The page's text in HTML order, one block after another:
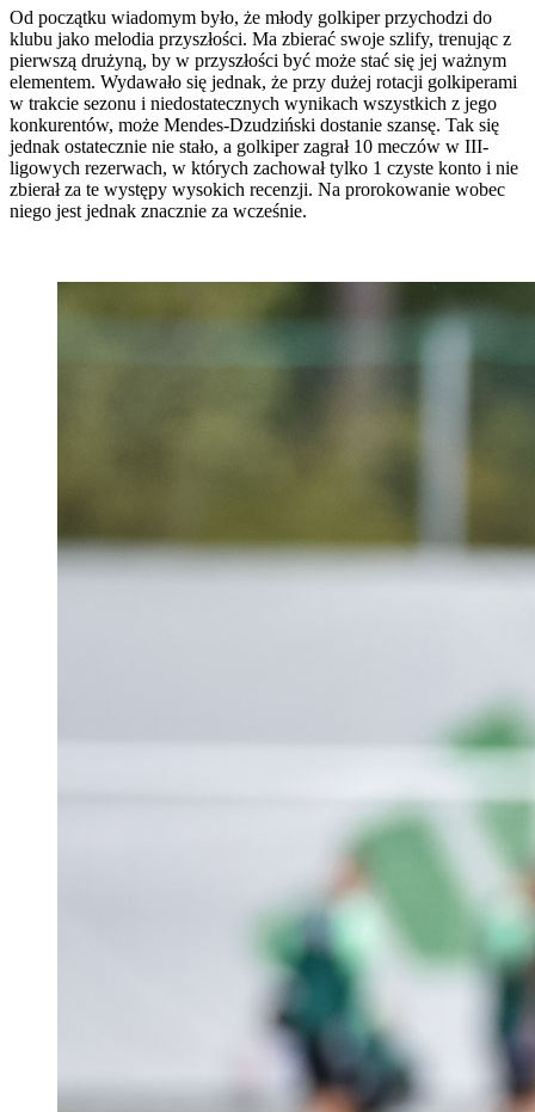
Od początku wiadomym było, że młody golkiper przychodzi do
klubu jako melodia przyszłości. Ma zbierać swoje szlify, trenując z
pierwszą drużyną, by w przyszłości być może stać się jej ważnym
elementem. Wydawało się jednak, że przy dużej rotacji golkiperami
w trakcie sezonu i niedostatecznych wynikach wszystkich z jego
konkurentów, może Mendes-Dzudziński dostanie szansę. Tak się
jednak ostatecznie nie stało, a golkiper zagrał 10 meczów w III-
ligowych rezerwach, w których zachował tylko 1 czyste konto i nie
zbierał za te występy wysokich recenzji. Na prorokowanie wobec
niego jest jednak znacznie za wcześnie.